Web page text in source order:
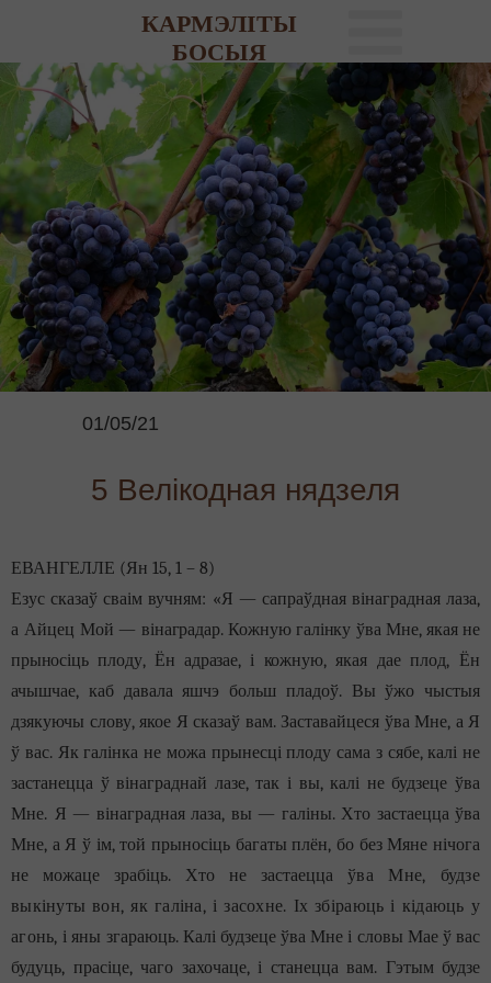
01/05/21
5 Велікодная нядзеля
ЕВАНГЕЛЛЕ (Ян 15, 1 – 8)
Езус сказаў сваім вучням: «Я — сапраўдная вінаградная лаза,
а Айцец Мой — вінаградар. Кожную галінку ўва Мне, якая не
прыносіць плоду, Ён адразае, і кожную, якая дае плод, Ён
ачышчае, каб давала яшчэ больш пладоў. Вы ўжо чыстыя
дзякуючы слову, якое Я сказаў вам. Заставайцеся ўва Мне, а Я
ў вас. Як галінка не можа прынесці плоду сама з сябе, калі не
застанецца ў вінаграднай лазе, так і вы, калі не будзеце ўва
Мне. Я — вінаградная лаза, вы — галіны. Хто застаецца ўва
Мне, а Я ў ім, той прыносіць багаты плён, бо без Мяне нічога
не можаце зрабіць. Хто не застаеццаўва Мне, будзе
выкінуты вон, як галіна, і засохне. Іх збіраюць і кідаюць у
агонь, і яны згараюць. Калі будзеце ўва Мне і словы Мае ў вас
будуць, прасіце, чаго захочаце, і станецца вам. Гэтым будзе
КАРМЭЛІТЫ
БОСЫЯ